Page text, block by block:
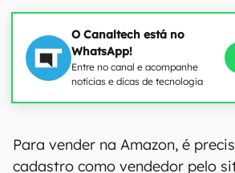
O Canaltech está no
WhatsApp!
Entre no canal e acompanhe
notícias e dicas de tecnologia